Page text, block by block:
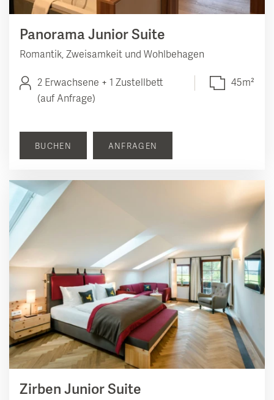
Panorama Junior Suite
Romantik, Zweisamkeit und Wohlbehagen
2 Erwachsene + 1 Zustellbett
(auf Anfrage)
45m²
BUCHEN ANFRAGEN
Zirben Junior Suite